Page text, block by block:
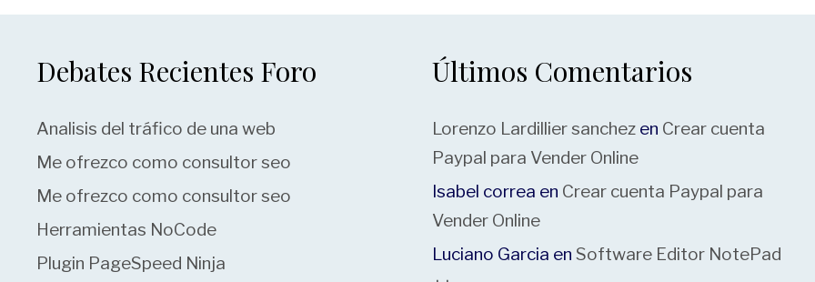
Debates Recientes Foro
Analisis del tráfico de una web
Me ofrezco como consultor seo
Me ofrezco como consultor seo
Herramientas NoCode
Plugin PageSpeed Ninja
Últimos Comentarios
Lorenzo Lardillier sanchezen Crear cuenta
Paypal para Vender Online
Isabel correa en Crear cuenta Paypal para
Vender Online
Luciano Garcia en Software Editor NotePad